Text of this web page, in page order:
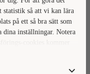
statistik så att vi kan lära
på ett så bra sätt som
dina inställningar. Notera
cookies kommer